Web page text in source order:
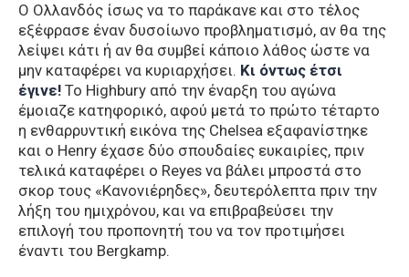
Ο Ολλανδός ίσως να το παράκανε και στο τέλος
εξέφρασε έναν δυσοίωνο προβληματισμό, αν θα της
λείψει κάτι ή αν θα συμβεί κάποιο λάθος ώστε να
μην καταφέρει να κυριαρχήσει. Κι όντως έτσι
έγινε! Το Highbury από την έναρξη του αγώνα
έμοιαζε κατηφορικό, αφού μετά το πρώτο τέταρτο
η ενθαρρυντική εικόνα της Chelsea εξαφανίστηκε
και ο Henry έχασε δύο σπουδαίες ευκαιρίες, πριν
τελικά καταφέρει ο Reyes να βάλει μπροστά στο
σκορ τους «Κανονιέρηδες», δευτερόλεπτα πριν την
λήξη του ημιχρόνου, και να επιβραβεύσει την
επιλογή του προπονητή του να τον προτιμήσει
έναντι του Bergkamp.